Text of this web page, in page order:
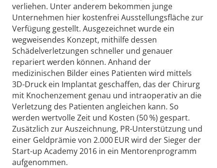
verliehen. Unter anderem bekommen junge
Unternehmen hier kostenfrei Ausstellungsfläche zur
Verfügung gestellt. Ausgezeichnet wurde ein
wegweisendes Konzept, mithilfe dessen
Schädelverletzungen schneller und genauer
repariert werden können. Anhand der
medizinischen Bilder eines Patienten wird mittels
3D-Druck ein Implantat geschaffen, das der Chirurg
mit Knochenzement genau und intraoperativ an die
Verletzung des Patienten angleichen kann. So
werden wertvolle Zeit und Kosten (50 %) gespart.
Zusätzlich zur Auszeichnung, PR-Unterstützung und
einer Geldprämie von 2.000 EUR wird der Sieger der
Start-up Academy 2016 in ein Mentorenprogramm
aufgenommen.